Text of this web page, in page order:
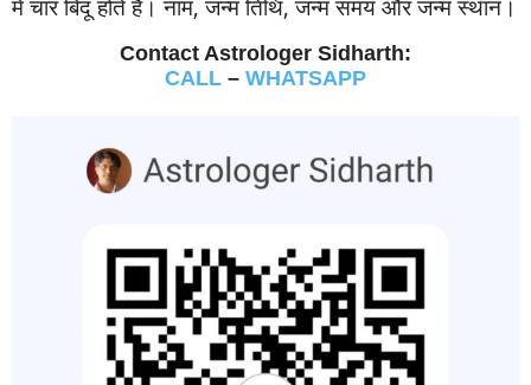
में चार बिंदू होते हैं। नाम, जन्‍म तिथि, जन्‍म समय और जन्‍म स्‍थान।
Contact Astrologer Sidharth:
CALL – WHATSAPP